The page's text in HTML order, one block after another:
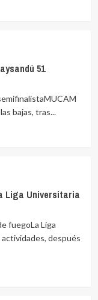
51
bajas, tras...
Liga Universitaria
fuegoLa Liga
después